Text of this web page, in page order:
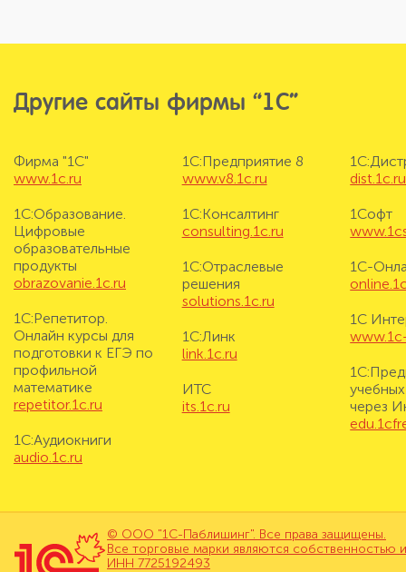
Другие сайты фирмы “1С”
Фирма "1С"
www.1c.ru
1С:Образование.
Цифровые
образовательные
продукты
obrazovanie.1c.ru
1С:Репетитор.
Онлайн курсы для
подготовки к ЕГЭ по
профильной
математике
repetitor.1c.ru
1С:Аудиокниги
audio.1c.ru
1С:Предприятие 8
www.v8.1c.ru
1С:Консалтинг
consulting.1c.ru
1С:Отраслевые
решения
solutions.1c.ru
1С:Линк
link.1c.ru
ИТС
its.1c.ru
dist.1c.ru
1Софт
1С-
1С
через
© ООО "1С-Паблишинг". Все права защищены.
Все торговые марки являются собственностью
ИНН 7725192493